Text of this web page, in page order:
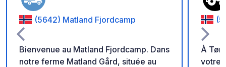
(5642) Matland Fjordcamp
Bienvenue au Matland Fjordcamp. Dans
notre ferme Matland Gård, située au
À
votre